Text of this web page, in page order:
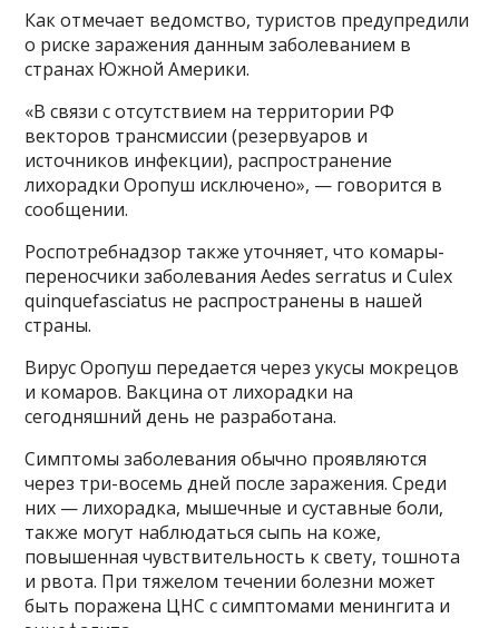
Как отмечает ведомство, туристов предупредили
о риске заражения данным заболеванием в
странах Южной Америки.
«В связи с отсутствием на территории РФ
векторов трансмиссии (резервуаров и
источников инфекции), распространение
лихорадки Оропуш исключено», — говорится в
сообщении.
Роспотребнадзор также уточняет, что комары-
переносчики заболевания Aedes serratus и Culex
quinquefasciatus не распространены в нашей
страны.
Вирус Оропуш передается через укусы мокрецов
и комаров. Вакцина от лихорадки на
сегодняшний день не разработана.
Симптомы заболевания обычно проявляются
через три-восемь дней после заражения. Среди
них — лихорадка, мышечные и суставные боли,
также могут наблюдаться сыпь на коже,
повышенная чувствительность к свету, тошнота
и рвота. При тяжелом течении болезни может
быть поражена ЦНС с симптомами менингита и